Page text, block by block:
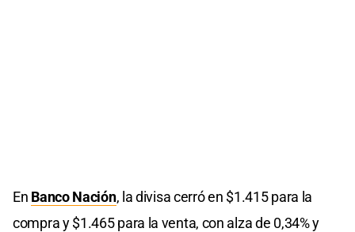
En Banco Nación, la divisa cerró en $1.415 para la
compra y $1.465 para la venta, con alza de 0,34% y